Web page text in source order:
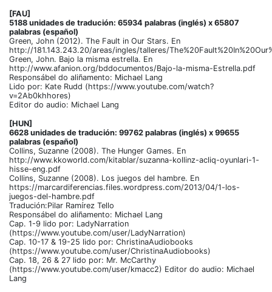
[FAU]
5188 unidades de tradución: 65934 palabras (inglés) x 65807
palabras (español)
Green, John (2012). The Fault in Our Stars. En
http://181.143.243.20/areas/ingles/talleres/
Green, John. Bajo la misma estrella. En
http://www.afanion.org/bddocumentos/Bajo-la-misma-Estrella.pdf
Responsábel do aliñamento: Michael Lang
Lido por: Kate Rudd (https://www.youtube.com/watch?
v=2Ab0khhores)
Editor do audio: Michael Lang
[HUN]
6628 unidades de tradución: 99762 palabras (inglés) x 99655
palabras (español)
Collins, Suzanne (2008). The Hunger Games. En
http://www.kkoworld.com/kitablar/suzanna-kollinz-acliq-oyunlari-1-
hisse-eng.pdf
Collins, Suzanne (2008). Los juegos del hambre. En
https://marcardiferencias.files.wordpress.com/2013/04/1-los-
juegos-del-hambre.pdf
Tradución:Pilar Ramírez Tello
Responsábel do aliñamento: Michael Lang
Cap. 1-9 lido por: LadyNarration
(https://www.youtube.com/user/LadyNarration)
Cap. 10-17 & 19-25 lido por: ChristinaAudiobooks
(https://www.youtube.com/user/ChristinaAudiobooks)
Cap. 18, 26 & 27 lido por: Mr. McCarthy
(https://www.youtube.com/user/kmacc2) Editor do audio: Michael
Lang